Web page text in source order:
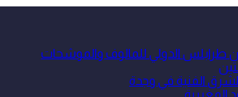
طرابلس الدولي للمالوف والموشحات
الفنية في وجدة
المغربية